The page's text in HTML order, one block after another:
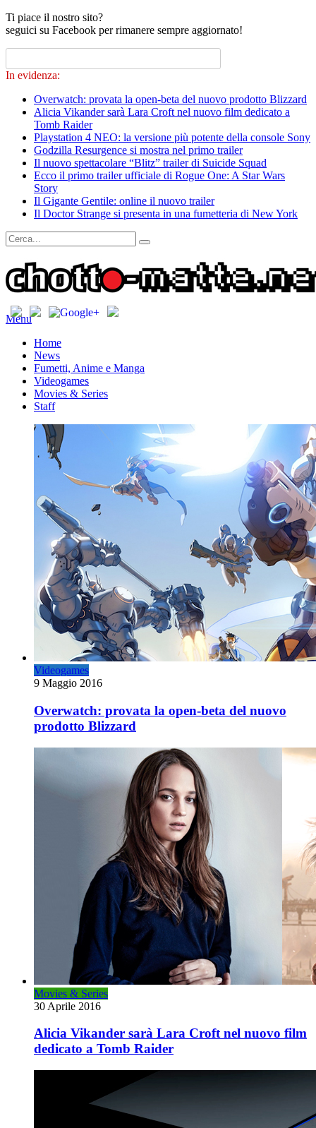
Ti piace il nostro sito?
seguici su Facebook per rimanere sempre aggiornato!
In evidenza:
Overwatch: provata la open-beta del nuovo prodotto Blizzard
Alicia Vikander sarà Lara Croft nel nuovo film dedicato a
Tomb Raider
Playstation 4 NEO: la versione più potente della console Sony
Godzilla Resurgence si mostra nel primo trailer
Il nuovo spettacolare “Blitz” trailer di Suicide Squad
Ecco il primo trailer ufficiale di Rogue One: A Star Wars
Story
Il Gigante Gentile: online il nuovo trailer
Il Doctor Strange si presenta in una fumetteria di New York
Menu
Home
News
Fumetti, Anime e Manga
Videogames
Movies & Series
Staff
Videogames
9 Maggio 2016
Overwatch: provata la open-beta del nuovo
prodotto Blizzard
Movies & Series
30 Aprile 2016
Alicia Vikander sarà Lara Croft nel nuovo film
dedicato a Tomb Raider